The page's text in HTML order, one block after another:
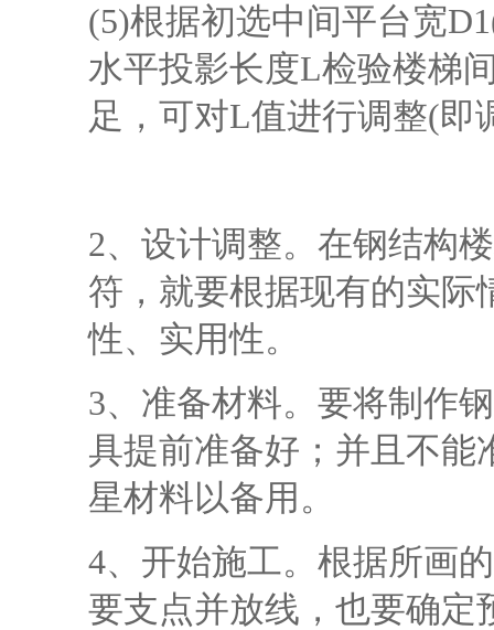
(5)根据初选中间平台宽
水平投影长度L检验楼梯
足，可对L值进行调整(即
2、设计调整。在钢结构
符，就要根据现有的实际
性、实用性。
3、准备材料。要将制作
具提前准备好；并且不能
星材料以备用。
4、开始施工。根据所画
要支点并放线，也要确定